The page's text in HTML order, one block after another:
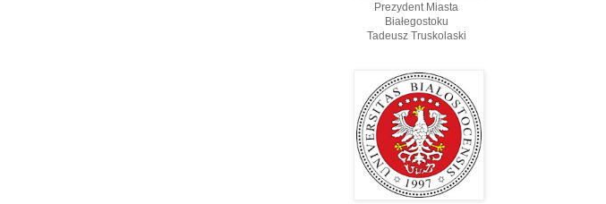
Prezydent Miasta
Białegostoku
Tadeusz Truskolaski